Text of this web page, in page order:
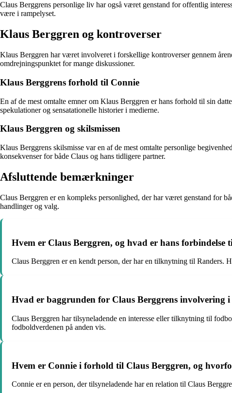
Claus Berggrens personlige liv har også været genstand for offentlig
være i rampelyset.
Klaus Berggren og kontroverser
Klaus Berggren har været involveret i forskellige kontroverser gennem
omdrejningspunktet for mange diskussioner.
Klaus Berggrens forhold til Connie
En af de mest omtalte emner om Klaus Berggren er hans forhold til sin
spekulationer og sensatationelle historier i medierne.
Klaus Berggren og skilsmissen
Klaus Berggrens skilsmisse var en af de mest omtalte personlige
konsekvenser for både Claus og hans tidligere partner.
Afsluttende bemærkninger
Claus Berggren er en kompleks personlighed, der har været genstand for
handlinger og valg.
Hvem er Claus Berggren, og hvad er hans forbindelse
Claus Berggren er en kendt person, der har en tilknytning til Randers.
Hvad er baggrunden for Claus Berggrens involvering
Claus Berggren har tilsyneladende en interesse eller tilknytning til
fodboldverdenen på anden vis.
Hvem er Connie i forhold til Claus Berggren, og
Connie er en person, der tilsyneladende har en relation til Claus